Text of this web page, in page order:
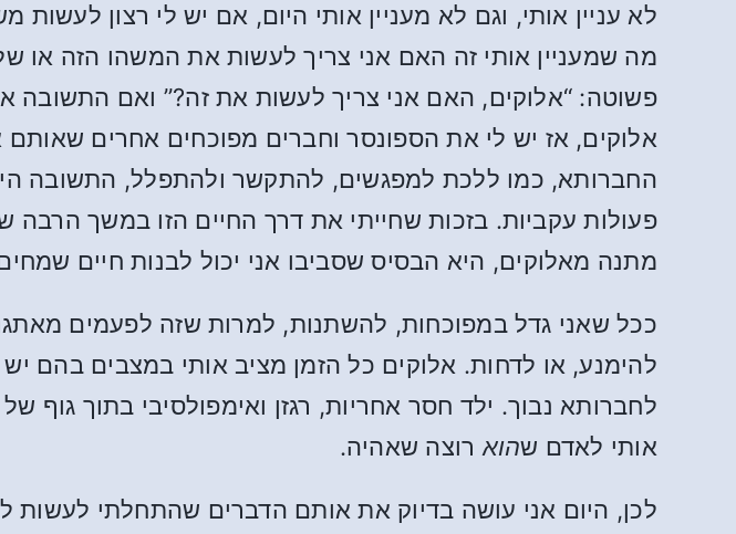
לא עניין אותי, וגם לא מעניין אותי היום, אם יש לי רצון
מה שמעניין אותי זה האם אני צריך לעשות את המשהו הזה
פשוטה: “אלוקים, האם אני צריך לעשות את זה?” ואם התשובה
אלוקים, אז יש לי את הספונסר וחברים מפוכחים אחרים
החברותא, כמו ללכת למפגשים, להתקשר ולהתפלל, התשובה היא
פעולות עקביות. בזכות שחייתי את דרך החיים הזו במשך
מתנה מאלוקים, היא הבסיס שסביבו אני יכול לבנות חיים
ככל שאני גדל במפוכחות, להשתנות, למרות שזה לפעמים
להימנע, או לדחות. אלוקים כל הזמן מציב אותי במצבים בהם יש
לחברותא נבוך. ילד חסר אחריות, רגזן ואימפולסיבי בתוך גוף
אותי לאדם שהוא רוצה שאהיה.
לכן, היום אני עושה בדיוק את אותם הדברים שהתחלתי לעשות